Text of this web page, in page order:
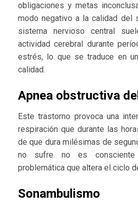
obligaciones y metas
modo negativo a la calidad del
sistema nervioso central
actividad cerebral durante
estrés, lo que se traduce en
calidad.
Apnea obstructiva
Este trastorno provoca una
respiración que durante las
de que dura milésimas de
no sufre no es
problemática que altera el ciclo
Sonambulismo